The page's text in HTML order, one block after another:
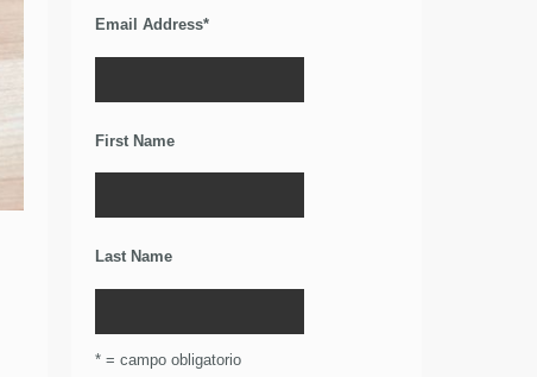
Email Address*
First Name
Last Name
* = campo obligatorio